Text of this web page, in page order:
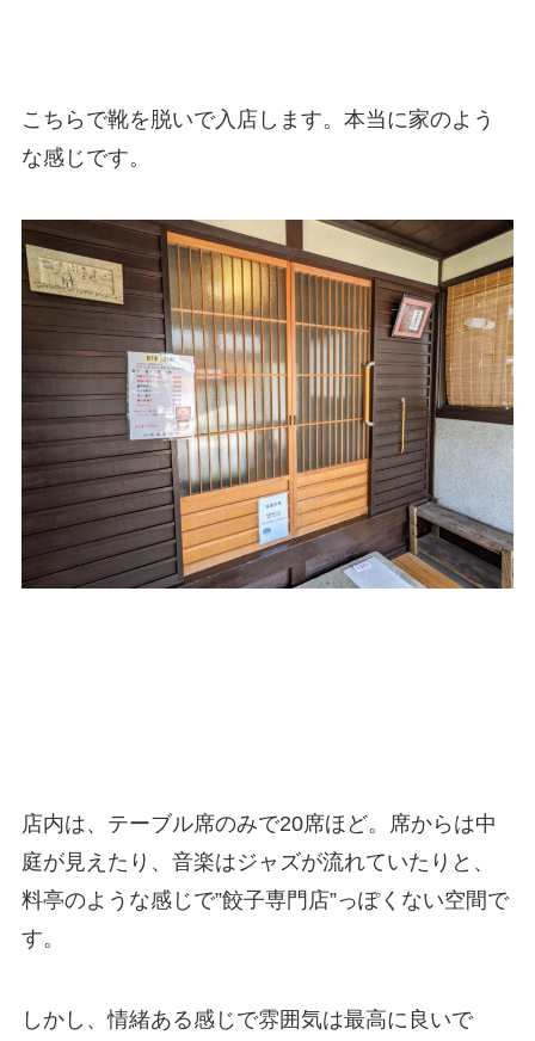
こちらで靴を脱いで入店します。本当に家のよう
な感じです。
店内は、テーブル席のみで20席ほど。席からは中
庭が見えたり、音楽はジャズが流れていたりと、
料亭のような感じで”餃子専門店”っぽくない空間で
す。
しかし、情緒ある感じで雰囲気は最高に良いで